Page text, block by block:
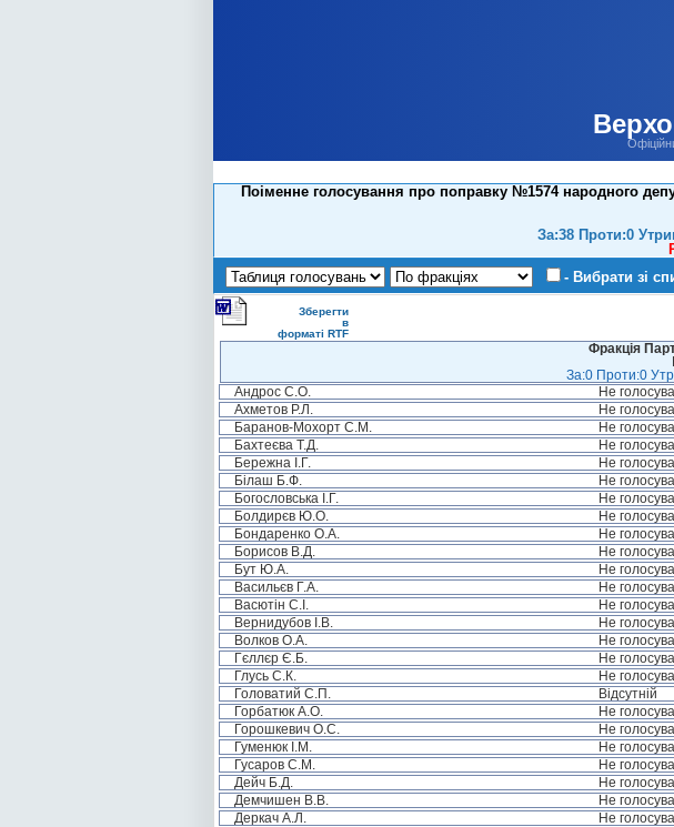
Поіменне голосування про поправку №1574 народного
За:38 Проти:0
- Вибрати зі
Зберегти
в
форматі RTF
Фракція
За:0 Проти:0
Андрос С.О.
Не
Ахметов Р.Л.
Не
Баранов-Мохорт С.М.
Не
Бахтеєва Т.Д.
Не
Бережна І.Г.
Не
Білаш Б.Ф.
Не
Богословська І.Г.
Не
Болдирєв Ю.О.
Не
Бондаренко О.А.
Не
Борисов В.Д.
Не
Бут Ю.А.
Не
Васильєв Г.А.
Не
Васютін С.І.
Не
Вернидубов І.В.
Не
Волков О.А.
Не
Гєллєр Є.Б.
Не
Глусь С.К.
Не
Головатий С.П.
Відсутній
Горбатюк А.О.
Не
Горошкевич О.С.
Не
Гуменюк І.М.
Не
Гусаров С.М.
Не
Дейч Б.Д.
Не
Демчишен В.В.
Не
Деркач А.Л.
Не